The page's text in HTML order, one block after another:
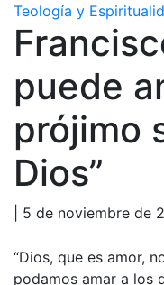
Teología y
puede
prójimo
Dios”
| 5 de noviembre de
“Dios, que es amor,
podamos amar a los